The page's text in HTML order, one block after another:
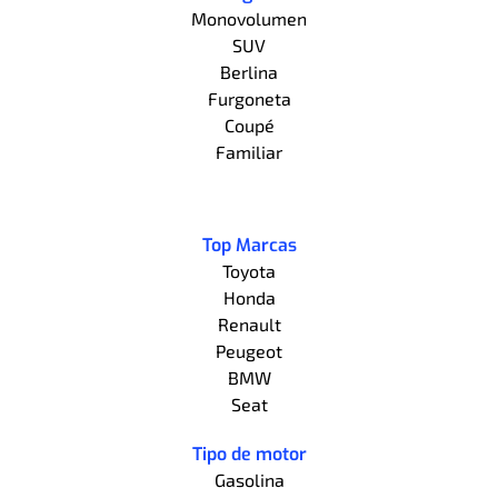
Monovolumen
SUV
Berlina
Furgoneta
Coupé
Familiar
Top Marcas
Toyota
Honda
Renault
Peugeot
BMW
Seat
Tipo de motor
Gasolina